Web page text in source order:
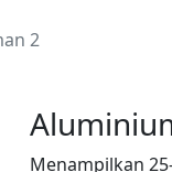
2
Menampilkan